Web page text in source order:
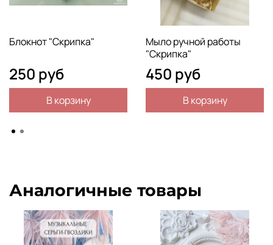
Блокнот "Скрипка"
250 руб
В корзину
Мыло ручной работы
"Скрипка"
450 руб
В корзину
Аналогичные товары